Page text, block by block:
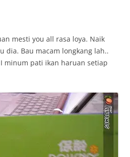
mesti you all rasa loya. Naik
dia. Bau macam longkang lah..
minum pati ikan haruan setiap